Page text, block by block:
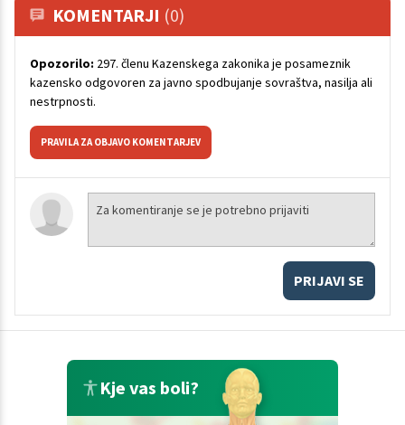
KOMENTARJI (0)
Opozorilo: 297. členu Kazenskega zakonika je posameznik
kazensko odgovoren za javno spodbujanje sovraštva, nasilja ali
nestrpnosti.
PRAVILA ZA OBJAVO KOMENTARJEV
PRIJAVI SE
Kje vas boli?